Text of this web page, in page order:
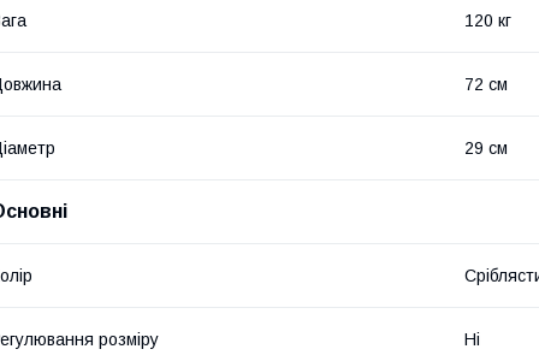
120 кг
72 см
29 см
розміру Ні